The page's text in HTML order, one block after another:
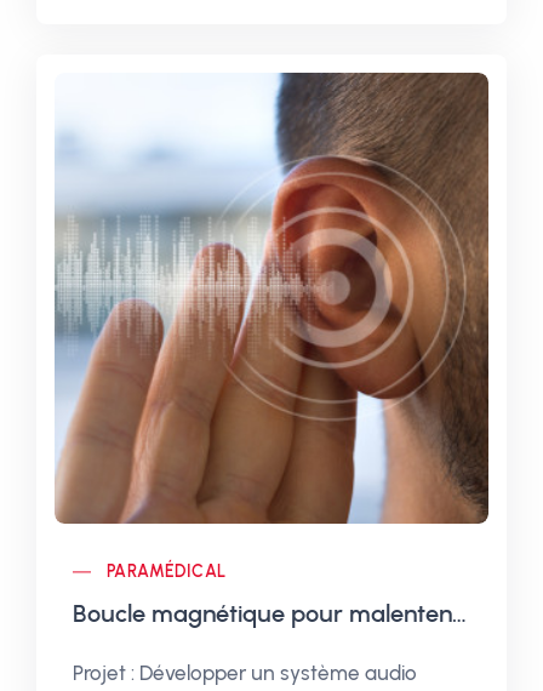
PARAMÉDICAL
Boucle magnétique pour malentendants
Projet : Développer un système audio